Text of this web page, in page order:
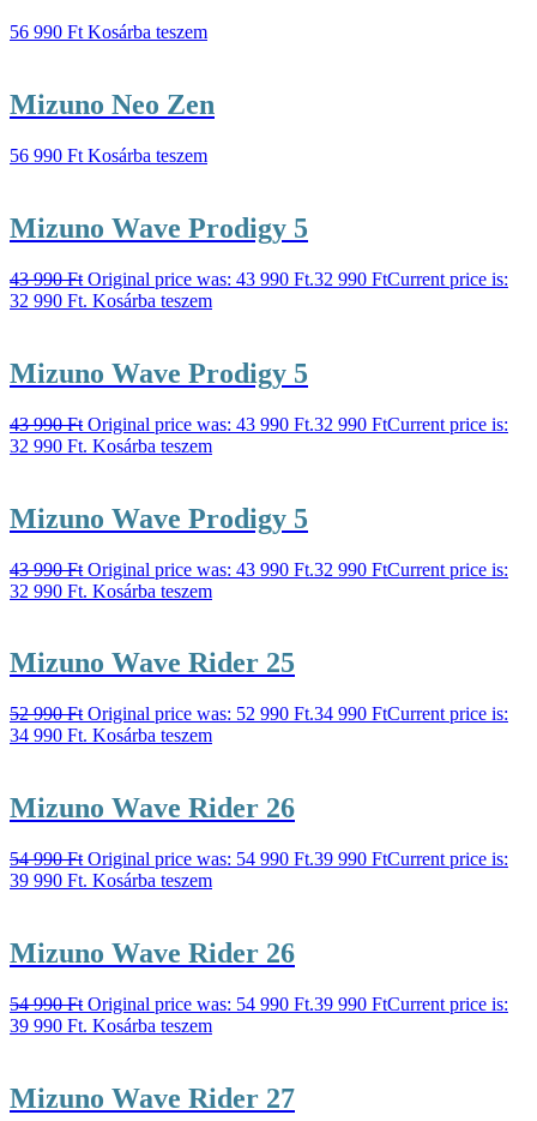
56 990 Ft Kosárba teszem
Mizuno Neo Zen
56 990 Ft Kosárba teszem
Mizuno Wave Prodigy 5
43 990Ft Original price was: 43 990 Ft.32 990 FtCurrent price is:
32 990 Ft. Kosárba teszem
Mizuno Wave Prodigy 5
43 990Ft Original price was: 43 990 Ft.32 990 FtCurrent price is:
32 990 Ft. Kosárba teszem
Mizuno Wave Prodigy 5
43 990Ft Original price was: 43 990 Ft.32 990 FtCurrent price is:
32 990 Ft. Kosárba teszem
Mizuno Wave Rider 25
52 990Ft Original price was: 52 990 Ft.34 990 FtCurrent price is:
34 990 Ft. Kosárba teszem
Mizuno Wave Rider 26
54 990Ft Original price was: 54 990 Ft.39 990 FtCurrent price is:
39 990 Ft. Kosárba teszem
Mizuno Wave Rider 26
54 990Ft Original price was: 54 990 Ft.39 990 FtCurrent price is:
39 990 Ft. Kosárba teszem
Mizuno Wave Rider 27